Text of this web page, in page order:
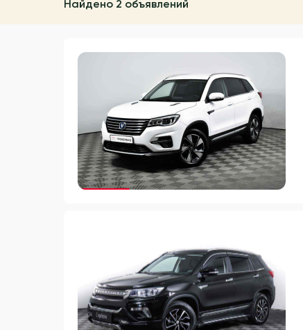
Найдено 2 объявлений
Гарантия 3 года